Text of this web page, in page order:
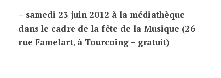
– samedi 23 juin 2012 à la médiathèque
dans le cadre de la fête de la Musique (26
rue Famelart, à Tourcoing – gratuit)